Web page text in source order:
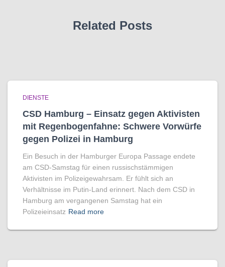
Related Posts
DIENSTE
CSD Hamburg – Einsatz gegen Aktivisten
mit Regenbogen­fahne: Schwere Vorwürfe
gegen Polizei in Hamburg
Ein Besuch in der Hamburger Europa Passage endete
am CSD-Samstag für einen russischstämmigen
Aktivisten im Polizeigewahrsam. Er fühlt sich an
Verhältnisse im Putin-Land erinnert. Nach dem CSD in
Hamburg am vergangenen Samstag hat ein
Polizeieinsatz Read more